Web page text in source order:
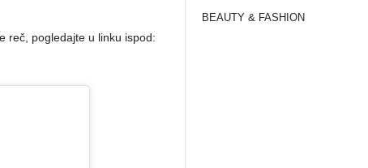
reč, pogledajte u linku ispod:
BEAUTY & FASHION